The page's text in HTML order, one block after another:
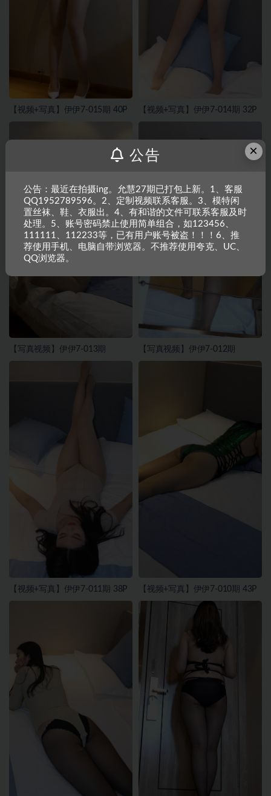
【视频+写真】伊伊7-015期 40P 【视频+写真】伊伊7-014期 32P
【写真视频】伊伊7-013期 【写真视频】伊伊7-012期
【视频+写真】伊伊7-011期 38P 【视频+写真】伊伊7-010期 43P
×
公告
公告：最近在拍摄ing。允慧27期已打包上新。1、客服
QQ1952789596。2、定制视频联系客服。3、模特闲
置丝袜、鞋、衣服出。4、有和谐的文件可联系客服及时
处理。5、账号密码禁止使用简单组合，如123456、
111111、112233等，已有用户账号被盗！！！6、推
荐使用手机、电脑自带浏览器。不推荐使用夸克、UC、
QQ浏览器。